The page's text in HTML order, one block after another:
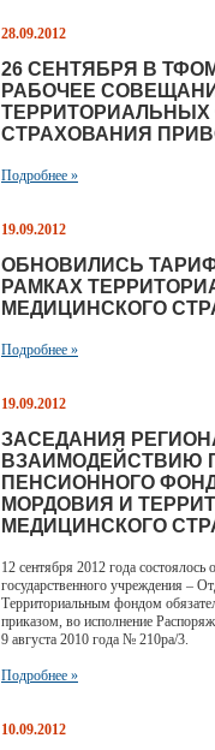
28.09.2012
26 СЕНТЯБРЯ В
РАБОЧЕЕ
СТРАХОВАНИЯ
Подробнее »
19.09.2012
ОБНОВИЛИСЬ
РАМКАХ
МЕДИЦИНСКОГО
Подробнее »
19.09.2012
ЗАСЕДАНИЯ
ВЗАИМОДЕЙСТВИЮ
ПЕНСИОННОГО
МОРДОВИЯ И
МЕДИЦИНСКОГО
12 сентября 2012 года
государственного учреждения –
Территориальным фондом
приказом, во исполнение
9 августа 2010 года № 210ра/3.
Подробнее »
10.09.2012